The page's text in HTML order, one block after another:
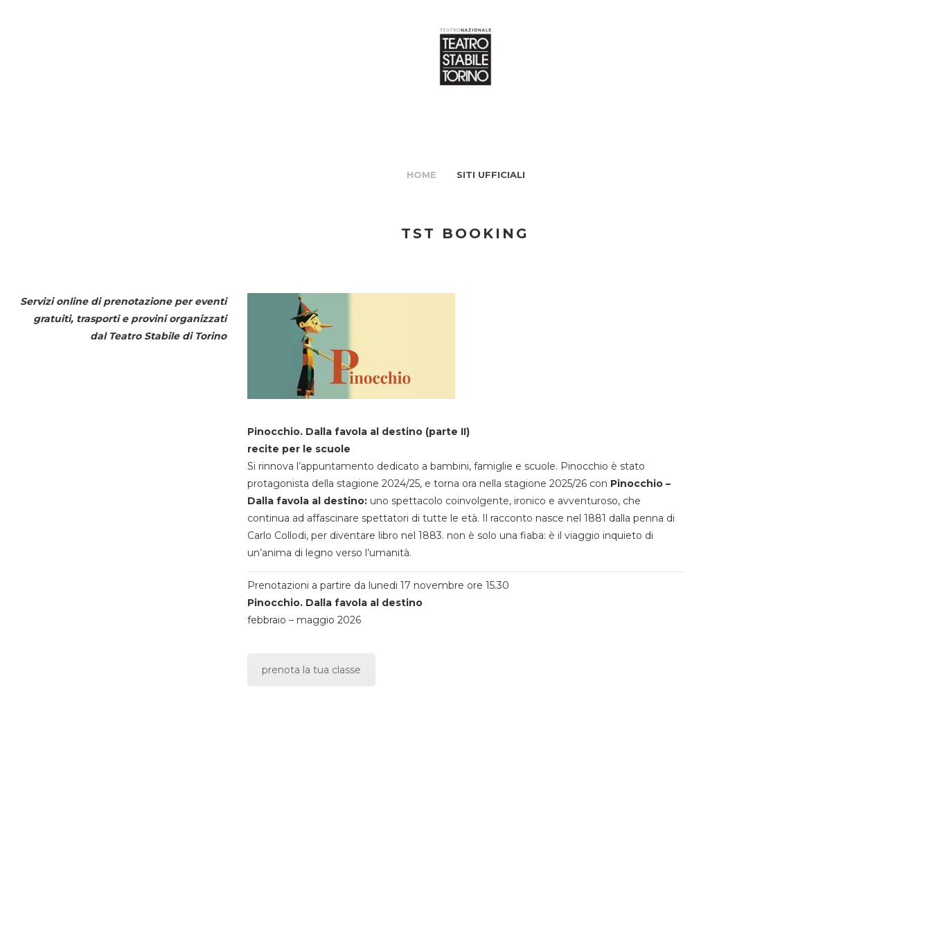
HOME SITI UFFICIALI
TST BOOKING
Servizi online di prenotazione per eventi
gratuiti, trasporti e provini organizzati
dal Teatro Stabile di Torino
Pinocchio. Dalla favola al destino (parte II)
recite per le scuole
Si rinnova l’appuntamento dedicato a bambini, famiglie e scuole. Pinocchio è stato
protagonista della stagione 2024/25, e torna ora nella stagione 2025/26 con Pinocchio –
Dalla favola al destino:uno spettacolo coinvolgente, ironico e avventuroso, che
continua ad affascinare spettatori di tutte le età. Il racconto nasce nel 1881 dalla penna di
Carlo Collodi, per diventare libro nel 1883. non è solo una fiaba: è il viaggio inquieto di
un’anima di legno verso l’umanità.
Prenotazioni a partire da lunedi 17 novembre ore 15.30
Pinocchio. Dalla favola al destino
febbraio – maggio 2026
prenota la tua classe